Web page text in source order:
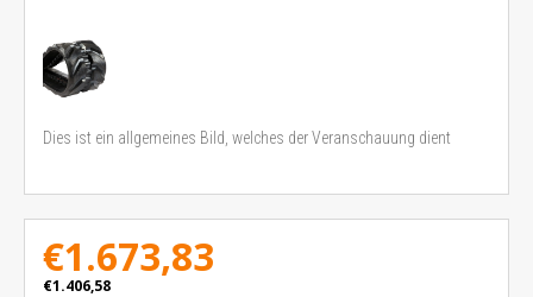
Dies ist ein allgemeines Bild, welches der Veranschauung dient
€1.673,83
€1.406,58